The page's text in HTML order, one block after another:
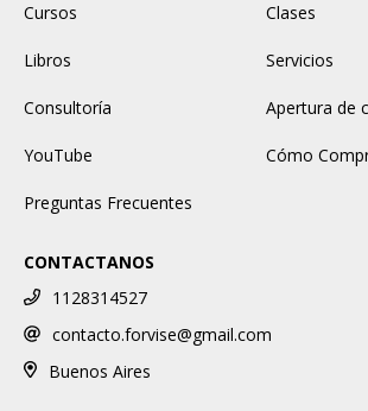
Cursos
Clases
Libros Servicios
Consultoría Apertura de
YouTube Cómo
Preguntas Frecuentes
CONTACTANOS
1128314527
contacto.forvise@gmail.com
Buenos Aires